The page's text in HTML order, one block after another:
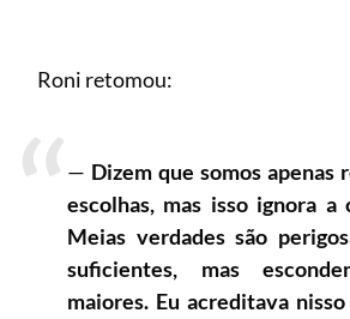
Roni retomou:
— Dizem que somos apenas
escolhas, mas isso ignora a
Meias verdades são
suficientes, mas
maiores. Eu acreditava